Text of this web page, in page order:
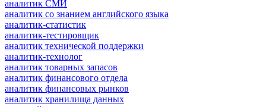
аналитик СМИ
аналитик со знанием английского языка
аналитик-статистик
аналитик-тестировщик
аналитик технической поддержки
аналитик-технолог
аналитик товарных запасов
аналитик финансового отдела
аналитик финансовых рынков
аналитик хранилища данных